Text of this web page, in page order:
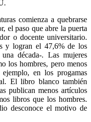
comienza a quebrarse
el paso que abre la puerta
o docente universitario.
y logran el 47,6% de los
década-. Las mujeres
los hombres, pero menos
en los progamas
El libro blanco también
publican menos artículos
libros que los hombres.
desconoce el motivo de